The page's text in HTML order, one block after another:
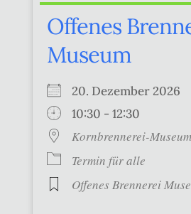
Offenes
Museum
20. Dezember 2026
10:30 - 12:30
Kornbrennerei-Museum
Termin für alle
Offenes Brennerei